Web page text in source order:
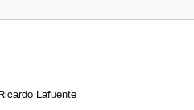
Lafuente